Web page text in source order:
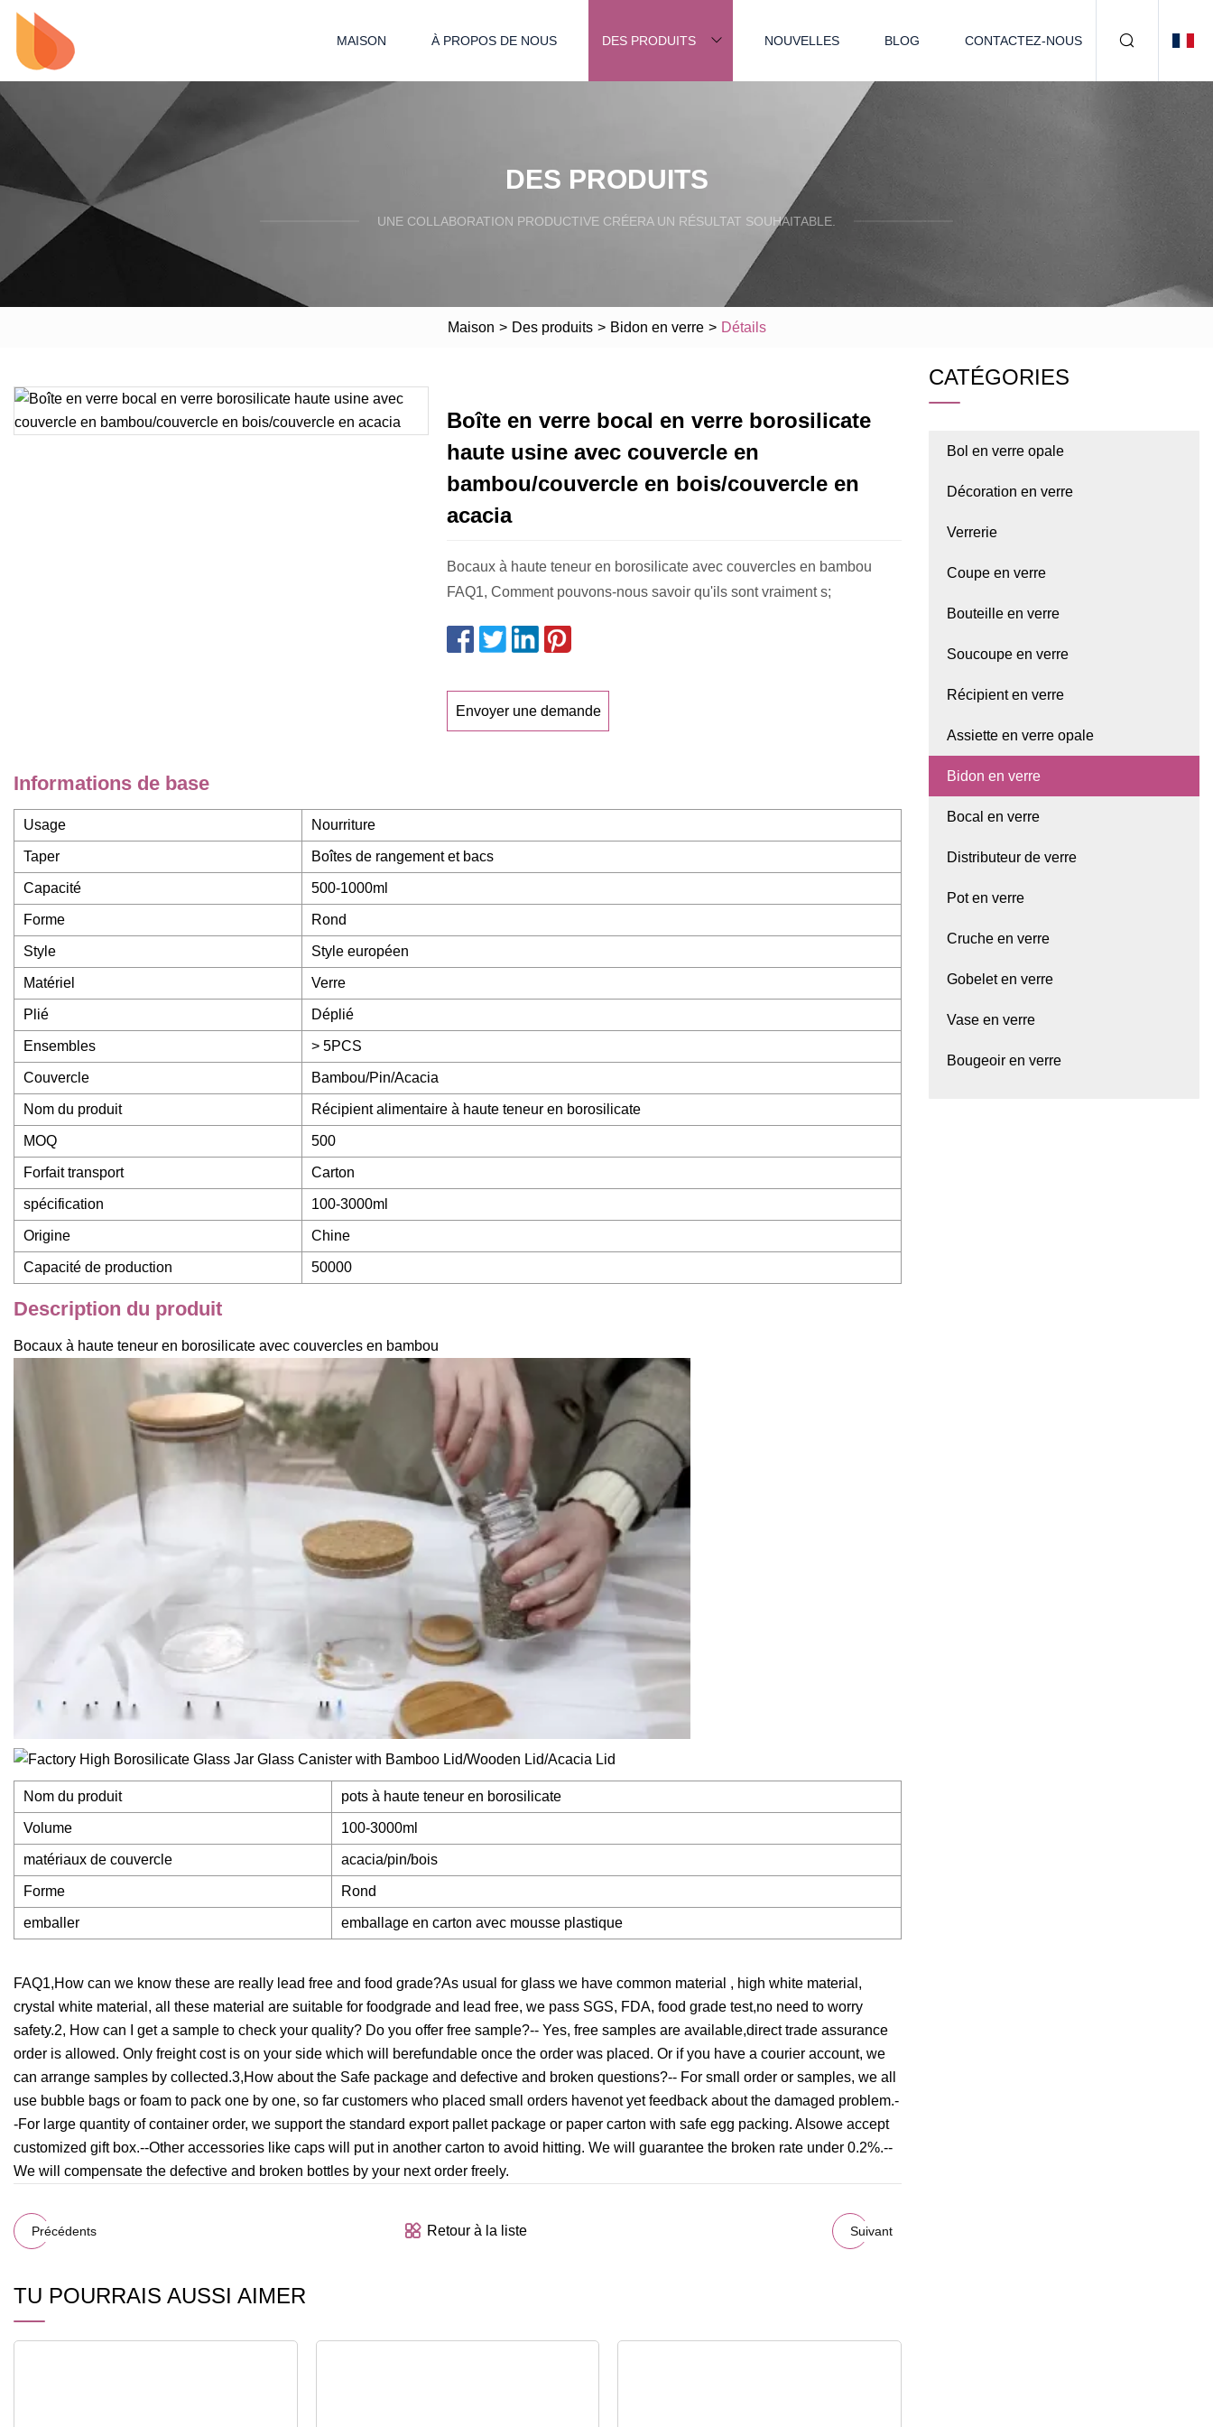
MAISON À PROPOS DE NOUS DES PRODUITS NOUVELLES BLOG CONTACTEZ-NOUS
DES PRODUITS
UNE COLLABORATION PRODUCTIVE CRÉERA UN RÉSULTAT SOUHAITABLE.
Maison > Des produits > Bidon en verre > Détails
Boîte en verre bocal en verre borosilicate
haute usine avec couvercle en
bambou/couvercle en bois/couvercle en
acacia
Bocaux à haute teneur en borosilicate avec couvercles en bambou
FAQ1, Comment pouvons-nous savoir qu'ils sont vraiment s;
Envoyer une demande
Informations de base
Usage Nourriture
Taper Boîtes de rangement et bacs
Capacité 500-1000ml
Forme Rond
Style Style européen
Matériel Verre
Plié Déplié
Ensembles > 5PCS
Couvercle Bambou/Pin/Acacia
Nom du produit Récipient alimentaire à haute teneur en borosilicate
MOQ 500
Forfait transport Carton
spécification 100-3000ml
Origine Chine
Capacité de production 50000
Description du produit
Bocaux à haute teneur en borosilicate avec couvercles en bambou
Nom du produit pots à haute teneur en borosilicate
Volume 100-3000ml
matériaux de couvercle acacia/pin/bois
Forme Rond
emballer emballage en carton avec mousse plastique
FAQ1,How can we know these are really lead free and food grade?As usual for glass we have common material , high white material,
crystal white material, all these material are suitable for foodgrade and lead free, we pass SGS, FDA, food grade test,no need to worry
safety.2, How can I get a sample to check your quality? Do you offer free sample?-- Yes, free samples are available,direct trade assurance
order is allowed. Only freight cost is on your side which will berefundable once the order was placed. Or if you have a courier account, we
can arrange samples by collected.3,How about the Safe package and defective and broken questions?-- For small order or samples, we all
use bubble bags or foam to pack one by one, so far customers who placed small orders havenot yet feedback about the damaged problem.-
-For large quantity of container order, we support the standard export pallet package or paper carton with safe egg packing. Alsowe accept
customized gift box.--Other accessories like caps will put in another carton to avoid hitting. We will guarantee the broken rate under 0.2%.--
We will compensate the defective and broken bottles by your next order freely.
Précédents Retour à la liste Suivant
TU POURRAIS AUSSI AIMER
CATÉGORIES
Bol en verre opale
Décoration en verre
Verrerie
Coupe en verre
Bouteille en verre
Soucoupe en verre
Récipient en verre
Assiette en verre opale
Bidon en verre
Bocal en verre
Distributeur de verre
Pot en verre
Cruche en verre
Gobelet en verre
Vase en verre
Bougeoir en verre